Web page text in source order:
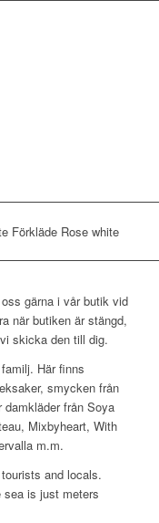
Förkläde Rose white
gärna i vår butik vid
när butiken är stängd,
skicka den till dig.
Här finns
smycken från
från Soya
Mixbyheart, With
m.m.
and locals.
is just meters